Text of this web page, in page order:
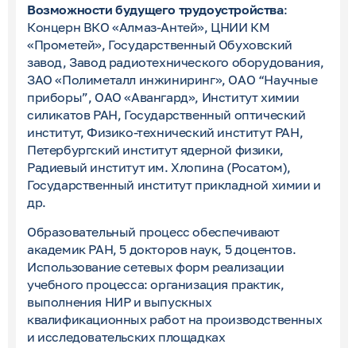
Возможности будущего трудоустройства:
Концерн ВКО «Алмаз-Антей», ЦНИИ КМ
«Прометей», Государственный Обуховский
завод, Завод радиотехнического оборудования,
ЗАО «Полиметалл инжиниринг», ОАО “Научные
приборы”, ОАО «Авангард», Институт химии
силикатов РАН, Государственный оптический
институт, Физико-технический институт РАН,
Петербургский институт ядерной физики,
Радиевый институт им. Хлопина (Росатом),
Государственный институт прикладной химии и
др.
Образовательный процесс обеспечивают
академик РАН, 5 докторов наук, 5 доцентов.
Использование сетевых форм реализации
учебного процесса: организация практик,
выполнения НИР и выпускных
квалификационных работ на производственных
и исследовательских площадках